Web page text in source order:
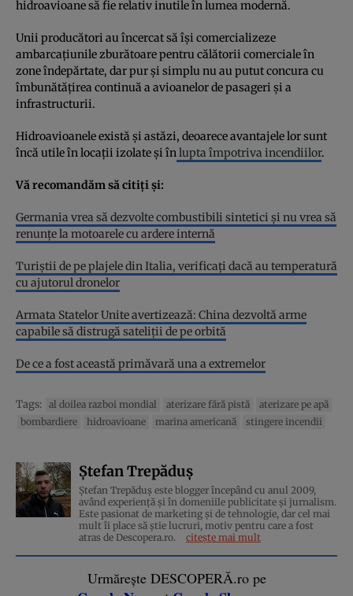
hidroavioane să fie relativ inutile în lumea modernă.
Unii producători au încercat să își comercializeze
ambarcațiunile zburătoare pentru călătorii comerciale în
zone îndepărtate, dar pur și simplu nu au putut concura cu
îmbunătățirea continuă a avioanelor de pasageri și a
infrastructurii.
Hidroavioanele există și astăzi, deoarece avantajele lor sunt
încă utile în locații izolate și înlupta împotriva incendiilor.
Vă recomandăm să citiți și:
Germania vrea să dezvolte combustibili sintetici și nu vrea să
renunțe la motoarele cu ardere internă
Turiştii de pe plajele din Italia, verificați dacă au temperatură
cu ajutorul dronelor
Armata Statelor Unite avertizează: China dezvoltă arme
capabile să distrugă sateliții de pe orbită
De ce a fost această primăvară una a extremelor
Tags: al doilea razboi mondial aterizare fără pistă
aterizare pe apă
bombardiere
hidroavioane marina americană stingere incendii
Ștefan Trepăduș
Ștefan Trepăduș este blogger începând cu anul 2009,
având experiență și în domeniile publicitate și jurnalism.
Este pasionat de marketing și de tehnologie, dar cel mai
mult îi place să știe lucruri, motiv pentru care a fost
atras de Descopera.ro.
citește mai mult
Urmărește DESCOPERĂ.ro pe